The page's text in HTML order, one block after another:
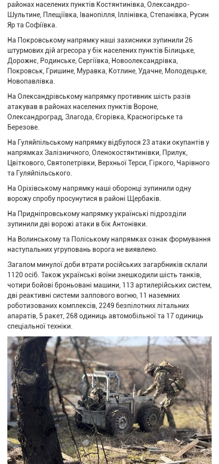
районах населених пунктів Костянтинівка, Олександро-
Шультине, Плещіївка, Іванопілля, Іллінівка, Степанівка, Русин
Яр та Софіївка.
На Покровському напрямку наші захисники зупинили 26
штурмових дій агресора у бік населених пунктів Білицьке,
Дорожнє, Родинське, Сергіївка, Новоолександрівка,
Покровськ, Гришине, Муравка, Котлине, Удачне, Молодецьке,
Новопавлівка.
На Олександрівському напрямку противник шість разів
атакував в районах населених пунктів Вороне,
Олександроград, Злагода, Єгорівка, Красногірське та
Березове.
На Гуляйпільському напрямку відбулося 23 атаки окупантів у
напрямках Залізничного, Оленокостянтинівки, Прилук,
Цвіткового, Святопетрівки, Верхньої Терси, Гіркого, Чарівного
та Гуляйпільського.
На Оріхівському напрямку наші оборонці зупинили одну
ворожу спробу просунутися в районі Щербаків.
На Придніпровському напрямку українські підрозділи
зупинили дві ворожі атаки в бік Антонівки.
На Волинському та Поліському напрямках ознак формування
наступальних угруповань ворога не виявлено.
Загалом минулої доби втрати російських загарбників склали
1120 осіб. Також українські воїни знешкодили шість танків,
чотири бойові броньовані машини, 113 артилерійських систем,
дві реактивні системи залпового вогню, 11 наземних
роботизованих комплексів, 2249 безпілотних літальних
апаратів, 5 ракет, 268 одиниць автомобільної та 17 одиниць
спеціальної техніки.